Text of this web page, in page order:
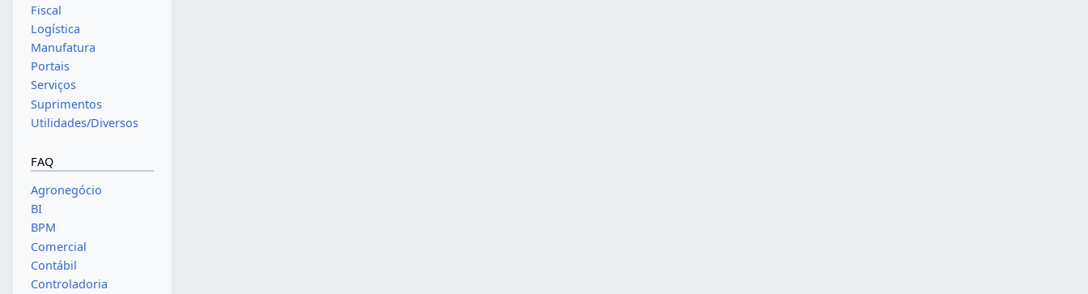
Fiscal
Logística
Manufatura
Portais
Serviços
Suprimentos
Utilidades/Diversos
FAQ
Agronegócio
BI
BPM
Comercial
Contábil
Controladoria